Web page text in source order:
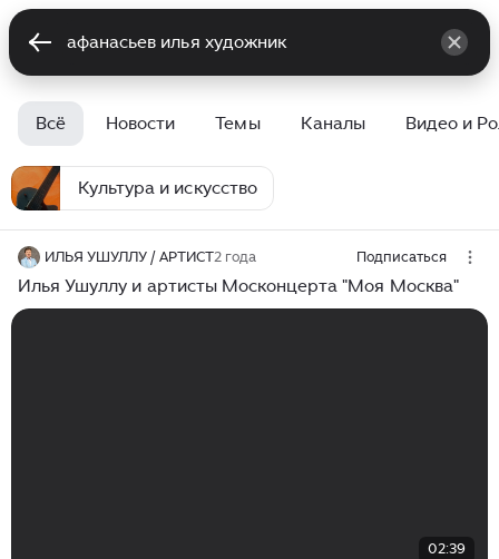
Всё Новости Темы Каналы Видео и
Культура и искусство
ИЛЬЯ УШУЛЛУ / АРТИСТ2 года Подписаться
Илья Ушуллу и артисты Москонцерта "Моя Москва"
02:39